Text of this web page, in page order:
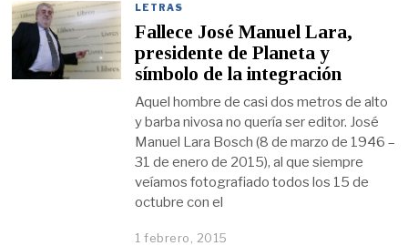
LETRAS
Fallece José Manuel Lara,
presidente de Planeta y
símbolo de la integración
Aquel hombre de casi dos metros de alto
y barba nivosa no quería ser editor. José
Manuel Lara Bosch (8 de marzo de 1946 –
31 de enero de 2015), al que siempre
veíamos fotografiado todos los 15 de
octubre con el
1 febrero, 2015